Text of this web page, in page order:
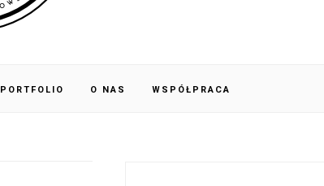
PORTFOLIO O NAS WSPÓŁPRACA